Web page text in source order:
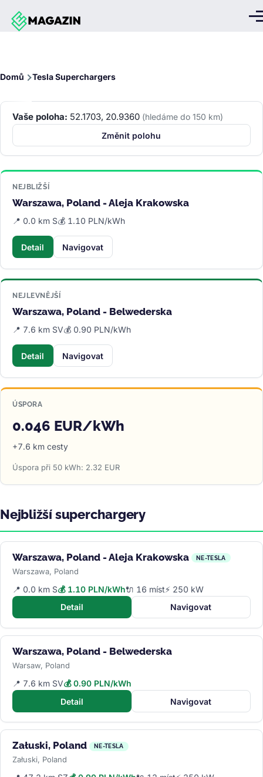
Přejít k hlavnímu obsahu
Domů Tesla Superchargers
Vaše poloha: 52.1703, 20.9360 (hledáme do 150 km)
Změnit polohu
NEJBLIŽŠÍ
Warszawa, Poland - Aleja Krakowska
📍 0.0 km S💰 1.10 PLN/kWh
Detail Navigovat
NEJLEVNĚJŠÍ
Warszawa, Poland - Belwederska
📍 7.6 km SV💰 0.90 PLN/kWh
Detail Navigovat
ÚSPORA
0.046 EUR/kWh
+7.6 km cesty
Úspora při 50 kWh: 2.32 EUR
Nejbližší superchargery
Warszawa, Poland - Aleja Krakowska NE-TESLA
Warszawa, Poland
📍 0.0 km S💰 1.10 PLN/kWh🔌 16 míst⚡ 250 kW
Detail
Navigovat
Warszawa, Poland - Belwederska
Warsaw, Poland
📍 7.6 km SV💰 0.90 PLN/kWh
Detail
Navigovat
Załuski, Poland NE-TESLA
Załuski, Poland